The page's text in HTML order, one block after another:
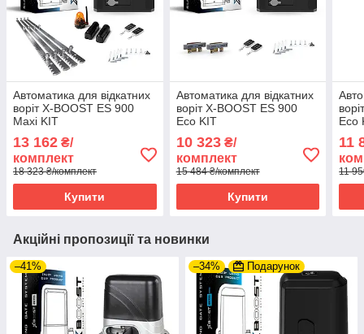
Автоматика для відкатних
воріт X-BOOST ES 900
Maxi KIT
13 162 ₴/
комплект
18 323 ₴/комплект
Купити
Автоматика для відкатних
воріт X-BOOST ES 900
Eco KIT
10 323₴/
комплект
15 484 ₴/комплект
Купити
Eco
11
11
Акційні пропозиції та новинки
–41% –34% Подарунок